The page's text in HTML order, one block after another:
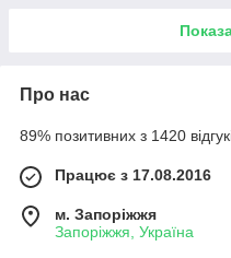
Про нас
89% позитивних з 1420
Працює з 17.08.2016
м. Запоріжжя
Запоріжжя, Україна